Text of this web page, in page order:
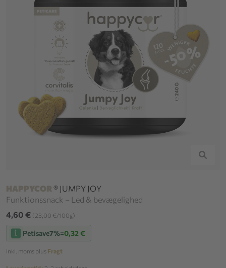
HAPPYCOR ® JUMPY JOY
Funktionssnack – Led & bevægelighed
4,60 € (23,00 €/100g)
Petisave7%=0,32 €
inkl. moms plus Fragt